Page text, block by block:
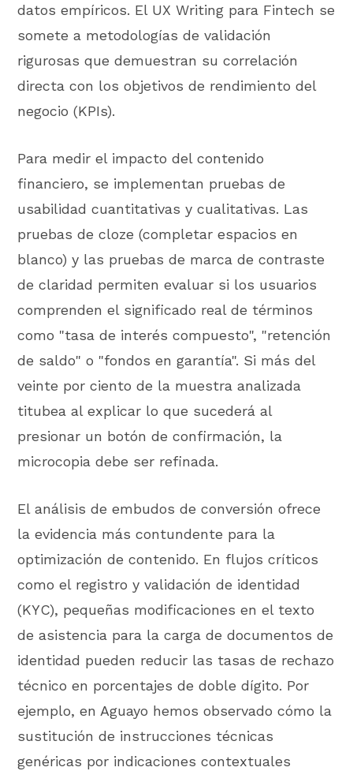
datos empíricos. El UX Writing para Fintech se
somete a metodologías de validación
rigurosas que demuestran su correlación
directa con los objetivos de rendimiento del
negocio (KPIs).
Para medir el impacto del contenido
financiero, se implementan pruebas de
usabilidad cuantitativas y cualitativas. Las
pruebas de cloze (completar espacios en
blanco) y las pruebas de marca de contraste
de claridad permiten evaluar si los usuarios
comprenden el significado real de términos
como "tasa de interés compuesto", "retención
de saldo" o "fondos en garantía". Si más del
veinte por ciento de la muestra analizada
titubea al explicar lo que sucederá al
presionar un botón de confirmación, la
microcopia debe ser refinada.
El análisis de embudos de conversión ofrece
la evidencia más contundente para la
optimización de contenido. En flujos críticos
como el registro y validación de identidad
(KYC), pequeñas modificaciones en el texto
de asistencia para la carga de documentos de
identidad pueden reducir las tasas de rechazo
técnico en porcentajes de doble dígito. Por
ejemplo, en Aguayo hemos observado cómo la
sustitución de instrucciones técnicas
genéricas por indicaciones contextuales